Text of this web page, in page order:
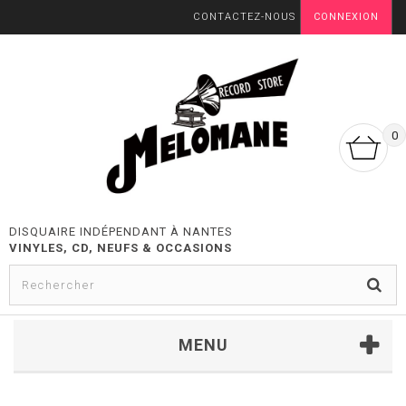
CONNEXION
CONTACTEZ-NOUS
0
DISQUAIRE INDÉPENDANT À NANTES
VINYLES, CD, NEUFS & OCCASIONS
MENU